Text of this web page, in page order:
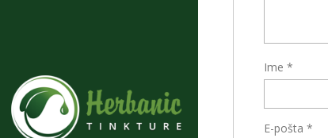
Ime *
E-pošta *